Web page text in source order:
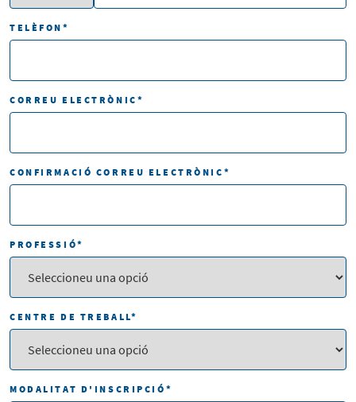
TELÈFON *
CORREU ELECTRÒNIC *
CONFIRMACIÓ CORREU ELECTRÒNIC *
PROFESSIÓ*
CENTRE DE TREBALL*
MODALITAT D'INSCRIPCIÓ *